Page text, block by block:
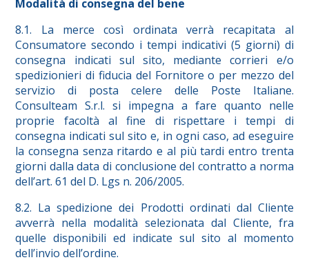
Modalità di consegna del bene
8.1. La merce così ordinata verrà recapitata al
Consumatore secondo i tempi indicativi (5 giorni) di
consegna indicati sul sito, mediante corrieri e/o
spedizionieri di fiducia del Fornitore o per mezzo del
servizio di posta celere delle Poste Italiane.
Consulteam S.r.l. si impegna a fare quanto nelle
proprie facoltà al fine di rispettare i tempi di
consegna indicati sul sito e, in ogni caso, ad eseguire
la consegna senza ritardo e al più tardi entro trenta
giorni dalla data di conclusione del contratto a norma
dell’art. 61 del D. Lgs n. 206/2005.
8.2. La spedizione dei Prodotti ordinati dal Cliente
avverrà nella modalità selezionata dal Cliente, fra
quelle disponibili ed indicate sul sito al momento
dell’invio dell’ordine.